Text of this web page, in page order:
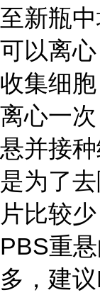
至新瓶
可以离心
收集细
离心一
悬并接
是为了
片比较
PBS重
多，建议